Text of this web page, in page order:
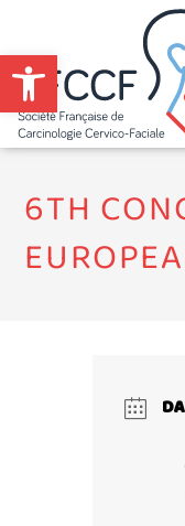
Ouvrir la
6TH